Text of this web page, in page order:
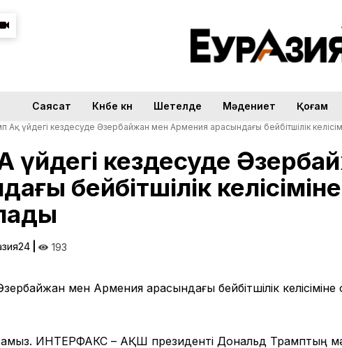
Саясат Күнбе күн Шетелде Мәдениет Қоғам
Ақ үйдегі кездесуде Әзербайжан мен Армения арасындағы бейбітшілік
үйдегі кездесуде
бейбітшілік
193
мен Армения арасындағы бейбітшілік келісіміне
ИНТЕРФАКС – АҚШ президенті Дональд Трамптың